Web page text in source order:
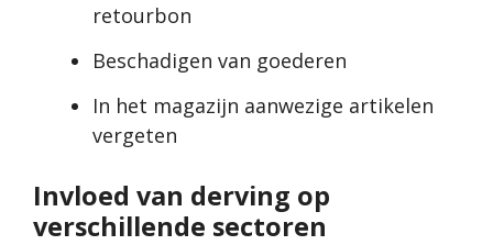
retourbon
Beschadigen van goederen
In het magazijn aanwezige artikelen
vergeten
Invloed van derving op
verschillende sectoren